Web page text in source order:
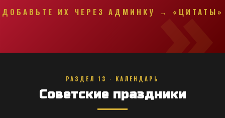
ДОБАВЬТЕ ИХ ЧЕРЕЗ АДМИНКУ → «ЦИТАТЫ»
РАЗДЕЛ 13 · КАЛЕНДАРЬ
Советские праздники